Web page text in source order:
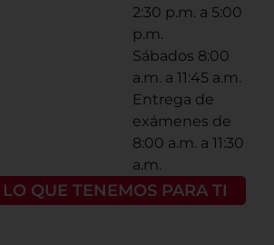
2:30 p.m. a 5:00
p.m.
Sábados 8:00
a.m. a 11:45 a.m.
Entrega de
exámenes de
8:00 a.m. a 11:30
a.m.
QUE TENEMOS PARA TI